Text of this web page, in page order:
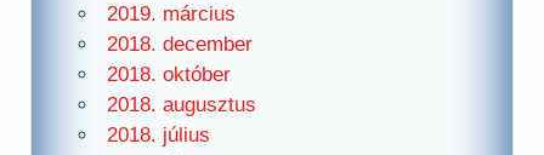
2019. március
2018. december
2018. október
2018. augusztus
2018. július